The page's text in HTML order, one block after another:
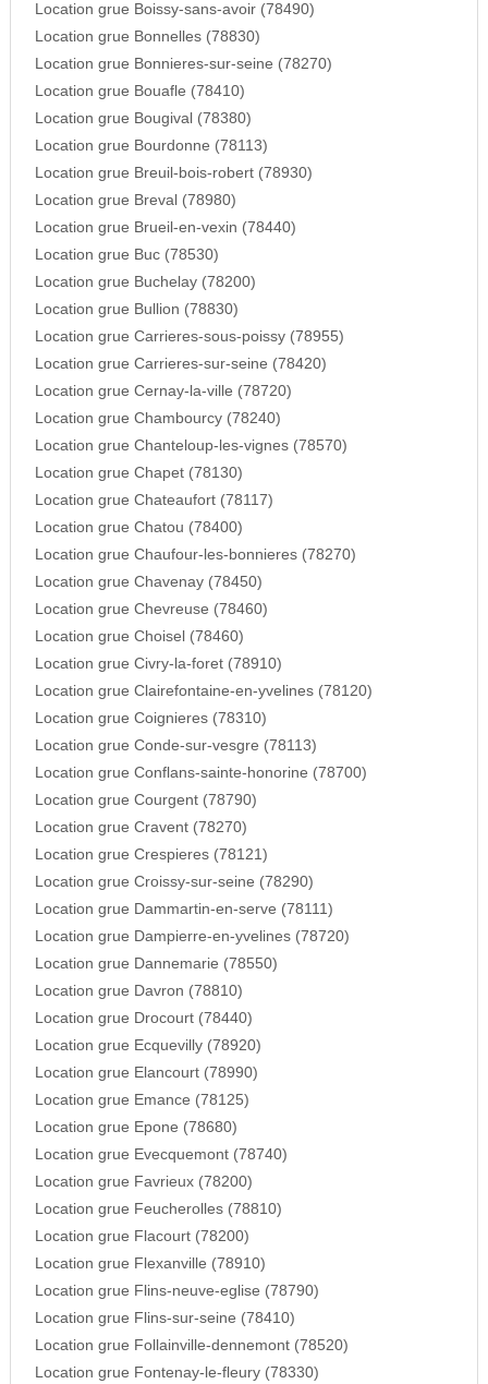
Location grue Boissy-sans-avoir (78490)
Location grue Bonnelles (78830)
Location grue Bonnieres-sur-seine (78270)
Location grue Bouafle (78410)
Location grue Bougival (78380)
Location grue Bourdonne (78113)
Location grue Breuil-bois-robert (78930)
Location grue Breval (78980)
Location grue Brueil-en-vexin (78440)
Location grue Buc (78530)
Location grue Buchelay (78200)
Location grue Bullion (78830)
Location grue Carrieres-sous-poissy (78955)
Location grue Carrieres-sur-seine (78420)
Location grue Cernay-la-ville (78720)
Location grue Chambourcy (78240)
Location grue Chanteloup-les-vignes (78570)
Location grue Chapet (78130)
Location grue Chateaufort (78117)
Location grue Chatou (78400)
Location grue Chaufour-les-bonnieres (78270)
Location grue Chavenay (78450)
Location grue Chevreuse (78460)
Location grue Choisel (78460)
Location grue Civry-la-foret (78910)
Location grue Clairefontaine-en-yvelines (78120)
Location grue Coignieres (78310)
Location grue Conde-sur-vesgre (78113)
Location grue Conflans-sainte-honorine (78700)
Location grue Courgent (78790)
Location grue Cravent (78270)
Location grue Crespieres (78121)
Location grue Croissy-sur-seine (78290)
Location grue Dammartin-en-serve (78111)
Location grue Dampierre-en-yvelines (78720)
Location grue Dannemarie (78550)
Location grue Davron (78810)
Location grue Drocourt (78440)
Location grue Ecquevilly (78920)
Location grue Elancourt (78990)
Location grue Emance (78125)
Location grue Epone (78680)
Location grue Evecquemont (78740)
Location grue Favrieux (78200)
Location grue Feucherolles (78810)
Location grue Flacourt (78200)
Location grue Flexanville (78910)
Location grue Flins-neuve-eglise (78790)
Location grue Flins-sur-seine (78410)
Location grue Follainville-dennemont (78520)
Location grue Fontenay-le-fleury (78330)